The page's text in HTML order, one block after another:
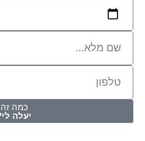
כמה זה
יעלה לי?